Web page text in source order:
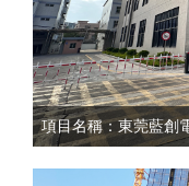
項目名稱：東莞藍創